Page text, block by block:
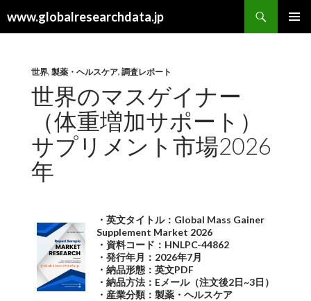
www.globalresearchdata.jp
索
世界, 製薬・ヘルスケア, 調査レポート
世界のマスゲイナー
（体重増加サポート）
サプリメント市場2026
年
・英文タイトル：Global Mass Gainer
Supplement Market 2026
・資料コード：HNLPC-44862
・発行年月：2026年7月
・納品形態：英文PDF
・納品方法：Eメール（注文後2日~3日）
・産業分類：製薬・ヘルスケア